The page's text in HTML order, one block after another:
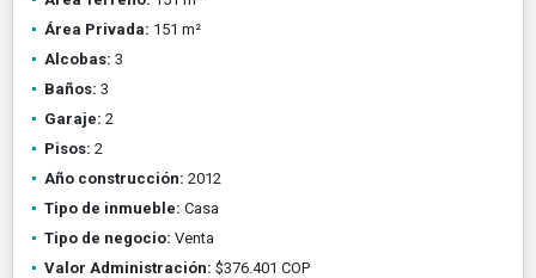
Área Privada: 151 m²
Alcobas: 3
Baños: 3
Garaje: 2
Pisos: 2
Año construcción: 2012
Tipo de inmueble: Casa
Tipo de negocio: Venta
Valor Administración: $376.401 COP